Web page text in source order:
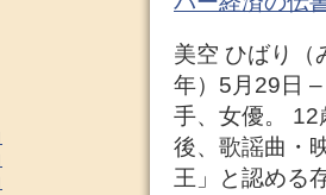
美空 ひばり（
年）5月29日
手、女優。 12
後、歌謡曲・
王」と認める